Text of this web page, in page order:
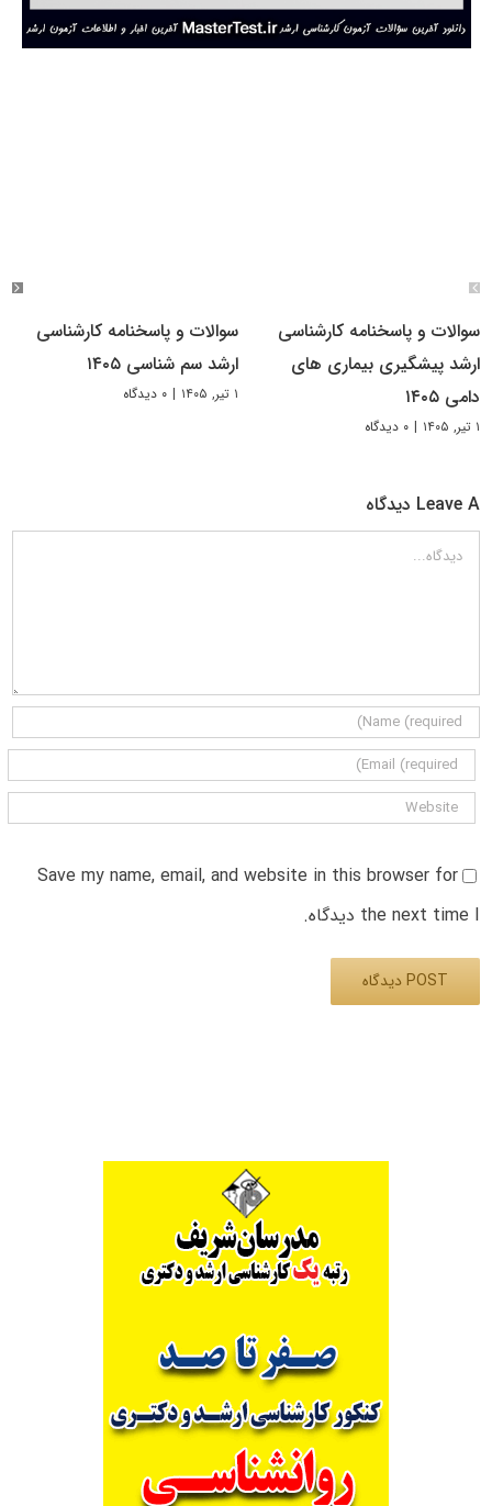
سوالات و پاسخنامه کارشناسی
ارشد پیشگیری بیماری های
دامی ۱۴۰۵
۱ تیر, ۱۴۰۵ | ۰ دیدگاه
سوالات و پاسخنامه کارشناسی
ارشد سم شناسی ۱۴۰۵
۱ تیر, ۱۴۰۵ | ۰ دیدگاه
Leave A دیدگاه
دیدگاه
Save my name, email, and website in this browser for
the next time I دیدگاه.